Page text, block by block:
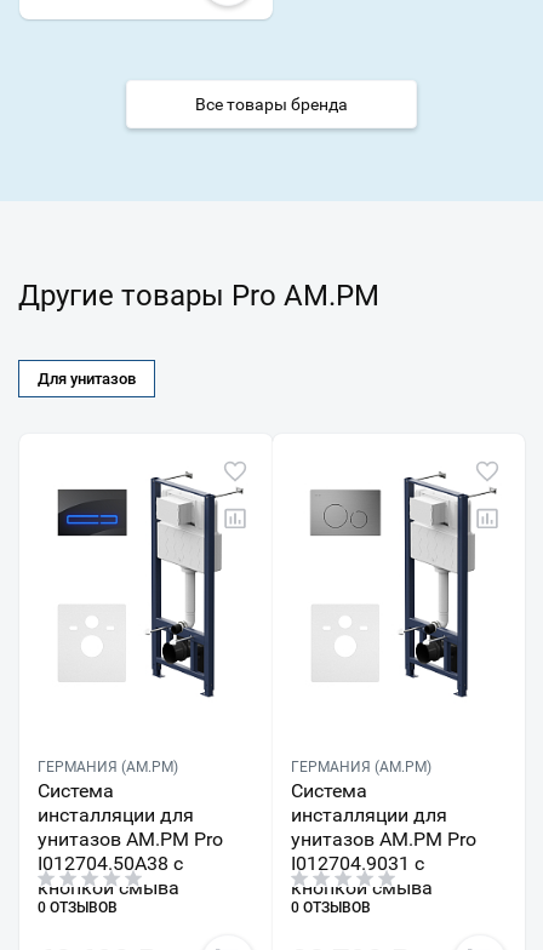
Все товары бренда
Другие товары Pro AM.PM
Для унитазов
ГЕРМАНИЯ (AM.PM)
Система
инсталляции для
унитазов AM.PM Pro
I012704.50A38 с
кнопкой смыва
0 ОТЗЫВОВ
ГЕРМАНИЯ (AM.PM)
Система
инсталляции для
унитазов AM.PM Pro
I012704.9031 с
кнопкой смыва
0 ОТЗЫВОВ